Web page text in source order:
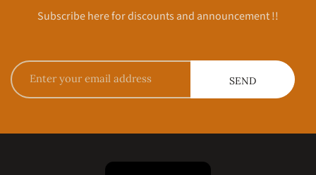
Subscribe here for discounts and announcement !!